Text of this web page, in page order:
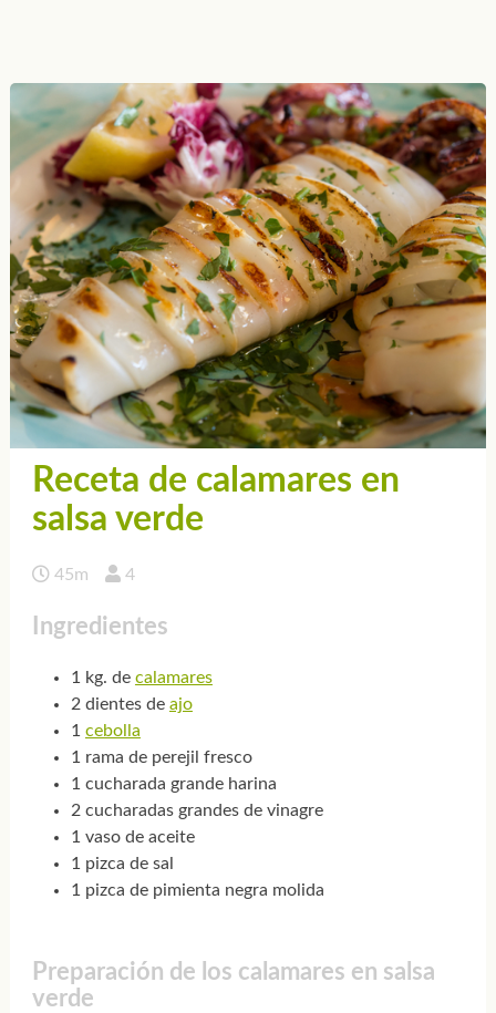
Receta de calamares en
salsa verde
45m 4
Ingredientes
1 kg. de calamares
2 dientes de ajo
1 cebolla
1 rama de perejil fresco
1 cucharada grande harina
2 cucharadas grandes de vinagre
1 vaso de aceite
1 pizca de sal
1 pizca de pimienta negra molida
Preparación de los calamares en salsa
verde